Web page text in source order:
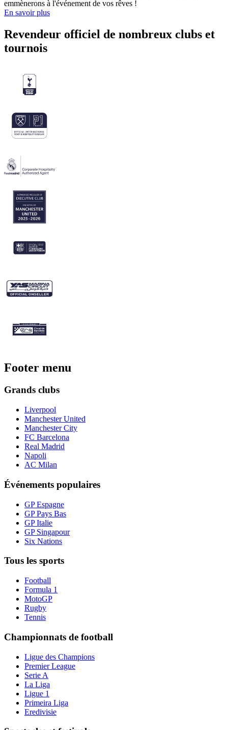
emmènerons à l'événement de vos rêves !
En savoir plus
Revendeur officiel de nombreux clubs et
tournois
Footer menu
Grands clubs
Liverpool
Manchester United
Manchester City
FC Barcelona
Real Madrid
Napoli
AC Milan
Événements populaires
GP Espagne
GP Pays Bas
GP Italie
GP Singapour
Six Nations
Tous les sports
Football
Formula 1
MotoGP
Rugby
Tennis
Championnats de football
Ligue des Champions
Premier League
Serie A
La Liga
Ligue 1
Primeira Liga
Eredivisie